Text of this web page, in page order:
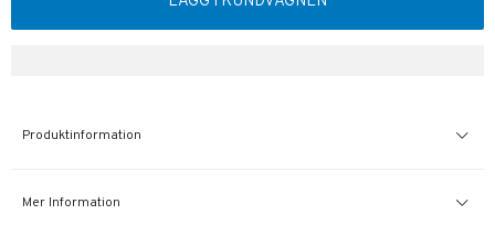
Produktinformation
Mer Information